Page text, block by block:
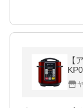
【